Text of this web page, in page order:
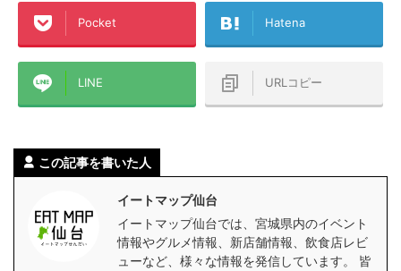
Pocket Hatena
LINE URLコピー
この記事を書いた人
イートマップ仙台
イートマップ仙台では、宮城県内のイベント
情報やグルメ情報、新店舗情報、飲食店レビ
ューなど、様々な情報を発信しています。 皆